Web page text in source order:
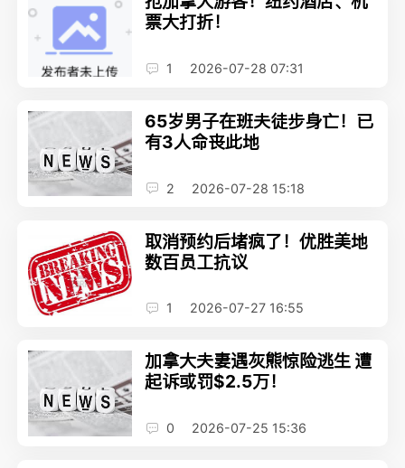
票大打折！
1 2026-07-28 07:31
65岁男子在班夫徒步身亡！已
有3人命丧此地
2 2026-07-28 15:18
取消预约后堵疯了！优胜美地
数百员工抗议
1 2026-07-27 16:55
加拿大夫妻遇灰熊惊险逃生 遭
起诉或罚$2.5万！
0 2026-07-25 15:36